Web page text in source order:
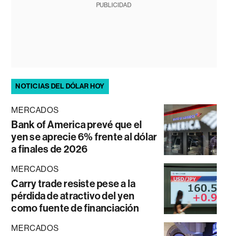
PUBLICIDAD
NOTICIAS DEL DÓLAR HOY
MERCADOS
Bank of America prevé que el
yen se aprecie 6% frente al dólar
a finales de 2026
MERCADOS
Carry trade resiste pese a la
pérdida de atractivo del yen
como fuente de financiación
MERCADOS